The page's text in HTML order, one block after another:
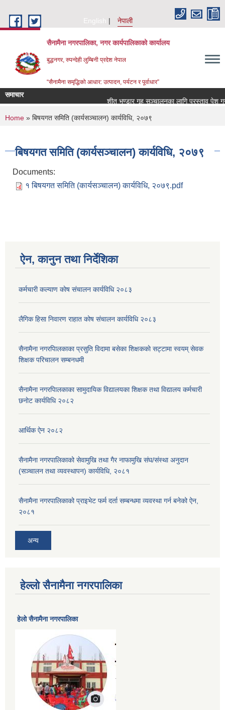
English
नेपाली
सैनामैना नगरपालिका, नगर कार्यपालिकाको कार्यालय
बुद्धनगर, रुपन्देही लुम्बिनी प्रदेश नेपाल
“सैनामैना समृद्धिको आधार: उत्पादन, पर्यटन र पूर्वाधार”
समाचार
शीत भण्डार गृह सञ्चालनका लागि प्रस्ताव पेश
You are here
Home » बिषयगत समिति (कार्यसञ्चालन) कार्यविधि, २०७९
बिषयगत समिति (कार्यसञ्चालन) कार्यविधि, २०७९
Documents:
१ बिषयगत समिति (कार्यसञ्चालन) कार्यविधि, २०७९.pdf
ऐन, कानुन तथा निर्देशिका
कर्मचारी कल्याण काेष संचालन कार्यविधि २०८३
लैगिक हिसा निवारण राहात कोष संचालन कार्यविधि २०८३
सैनामैना नगरपािलकाका प्रसुति विदामा बसेका शिक्षककाे सट्टामा स्वयम् सेवक
शिक्षक परिचालन सम्बनधमी
सैनामैना नगरपािलकाका सामुदायिक विद्यालयका शिक्षक तथा विद्यालय कर्मचारी
छनाेट कार्यविधि २०८२
आर्थिक ऐन २०८२
सैनामैना नगरपालिकाको सेवामुखि तथा गैर नाफामुखि संघ/संस्था अनुदान
(सञ्चालन तथा व्यवस्थापन) कार्यविधि, २०८१
सैनामैना नगरपालिकाको प्राइभेट फर्म दर्ता सम्बन्धमा व्यवस्था गर्न बनेको ऐन,
२०८१
अन्य
हेल्लो सैनामैना नगरपालिका
हेलाे सैनामैना नगरपालिका